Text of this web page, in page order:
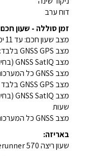
דוח ערב
זמן סוללה - שעון חכם
מצב שעון חכם: עד 11 ימים
מצב GNSS GPS בלבד: עד 18 שעות
מצב GNSS SatIQ (בחירה אוטומטית): עד 16 שעות
מצב GNSS כל המערכות + רב-ערוצי: עד 14 שעות
מצב GNSS GPS בלבד עם מוזיקה: עד 9 שעות
שעות
מצב GNSS כל המערכות + רב-ערוצי עם מוזיקה: עד 8 שעות
באריזה:
שעון ריצה GPS Forerunner 570 , כבל טעינה, תיעוד